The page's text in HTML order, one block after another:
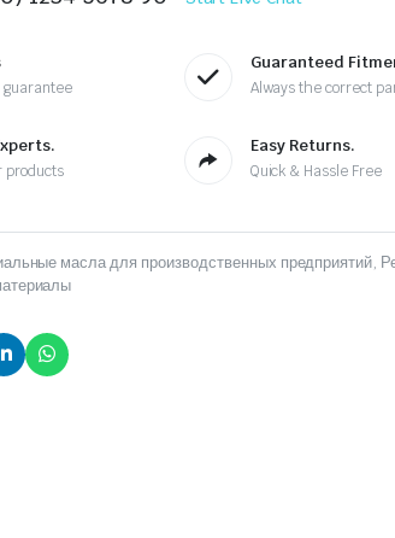
Guaranteed
Always the correct
products
Easy Returns.
Quick & Hassle Free
масла для производственных предприятий,